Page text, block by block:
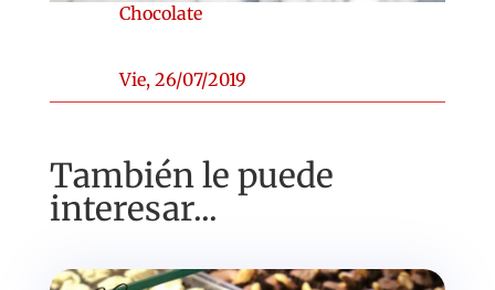
Chocolate
Vie, 26/07/2019
También le puede
interesar...